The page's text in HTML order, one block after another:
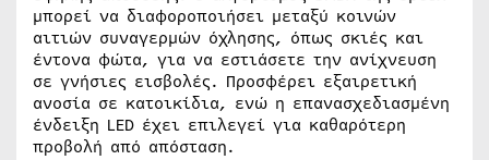
μπορεί να διαφοροποιήσει μεταξύ κοινών
αιτιών συναγερμών όχλησης, όπως σκιές και
έντονα φώτα, για να εστιάσετε την ανίχνευση
σε γνήσιες εισβολές. Προσφέρει εξαιρετική
ανοσία σε κατοικίδια, ενώ η επανασχεδιασμένη
ένδειξη LED έχει επιλεγεί για καθαρότερη
προβολή από απόσταση.